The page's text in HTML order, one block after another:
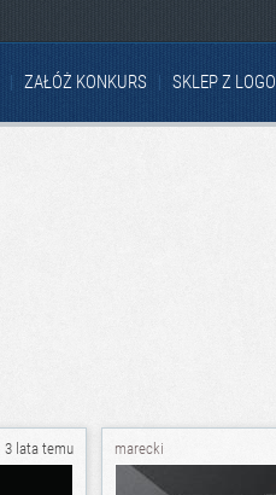
ZAŁÓŻ KONKURS SKLEP Z LOGO
3 lata temu marecki